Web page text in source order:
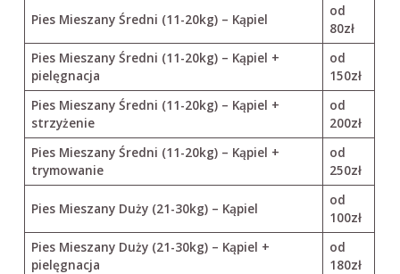
Pies Mieszany Średni (11-20kg) – Kąpiel
od
80zł
Pies Mieszany Średni (11-20kg) – Kąpiel +
pielęgnacja
od
150zł
Pies Mieszany Średni (11-20kg) – Kąpiel +
strzyżenie
od
200zł
Pies Mieszany Średni (11-20kg) – Kąpiel +
trymowanie
od
250zł
Pies Mieszany Duży (21-30kg) – Kąpiel
od
100zł
Pies Mieszany Duży (21-30kg) – Kąpiel +
pielęgnacja
od
180zł